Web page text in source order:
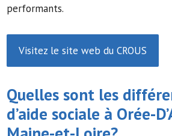
performants.
Visitez le site web du CROUS
Quelles sont les
d’aide sociale à Orée-